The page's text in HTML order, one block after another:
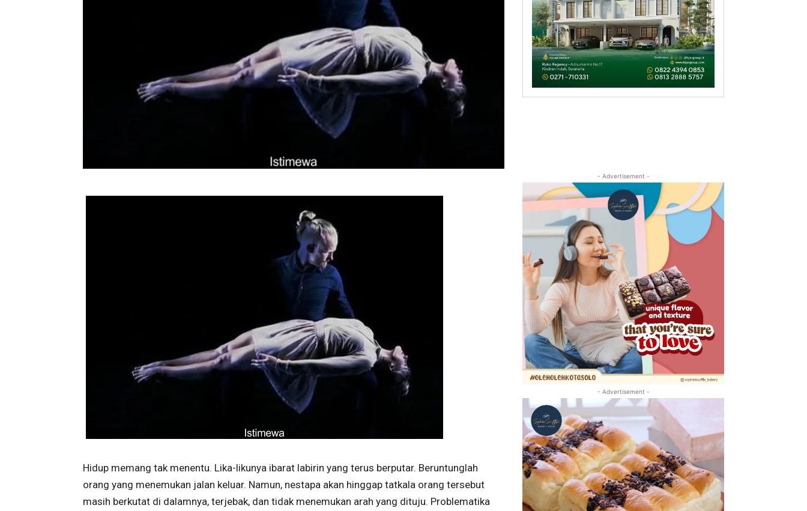
Hidup memang tak menentu. Lika-likunya ibarat labirin yang terus berputar. Beruntunglah
orang yang menemukan jalan keluar. Namun, nestapa akan hinggap tatkala orang tersebut
masih berkutat di dalamnya, terjebak, dan tidak menemukan arah yang dituju. Problematika
- Advertisement -
- Advertisement -